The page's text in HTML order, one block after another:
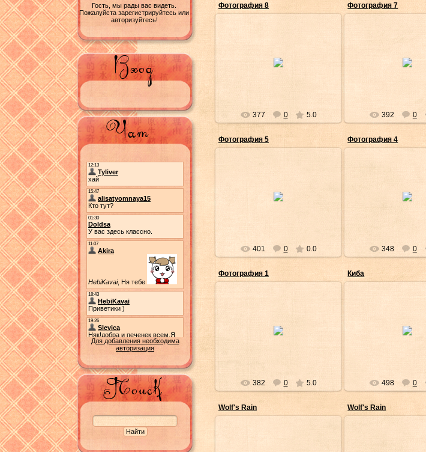
Гость, мы рады вас видеть.
Пожалуйста зарегистрируйтесь или
авторизуйтесь!
Для добавления необходима
авторизация
Фотография 8
377 0 5.0
Фотография 7
392 0
Фотография 5
401 0 0.0
Фотография 4
348 0
Фотография 1
382 0 5.0
Киба
498 0
Wolf's Rain Wolf's Rain